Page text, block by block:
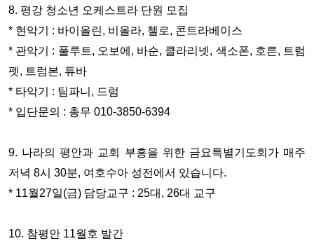
8. 평강 청소년 오케스트라 단원 모집
* 현악기 : 바이올린, 비올라, 첼로, 콘트라베이스
* 관악기 : 풀루트, 오보에, 바순, 클라리넷, 색소폰, 호른, 트럼
펫, 트럼본, 튜바
* 타악기 : 팀파니, 드럼
* 입단문의 : 총무 010-3850-6394
9. 나라의 평안과 교회 부흥을 위한 금요특별기도회가 매주
저녁 8시 30분, 여호수아 성전에서 있습니다.
* 11월27일(금) 담당교구 : 25대, 26대 교구
10. 참평안 11월호 발간